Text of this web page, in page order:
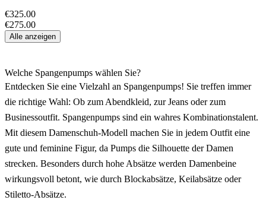
€325.00
€275.00
Alle anzeigen
Welche Spangenpumps wählen Sie?
Entdecken Sie eine Vielzahl an Spangenpumps! Sie treffen immer
die richtige Wahl: Ob zum Abendkleid, zur Jeans oder zum
Businessoutfit. Spangenpumps sind ein wahres Kombinationstalent.
Mit diesem Damenschuh-Modell machen Sie in jedem Outfit eine
gute und feminine Figur, da Pumps die Silhouette der Damen
strecken. Besonders durch hohe Absätze werden Damenbeine
wirkungsvoll betont, wie durch Blockabsätze, Keilabsätze oder
Stiletto-Absätze.